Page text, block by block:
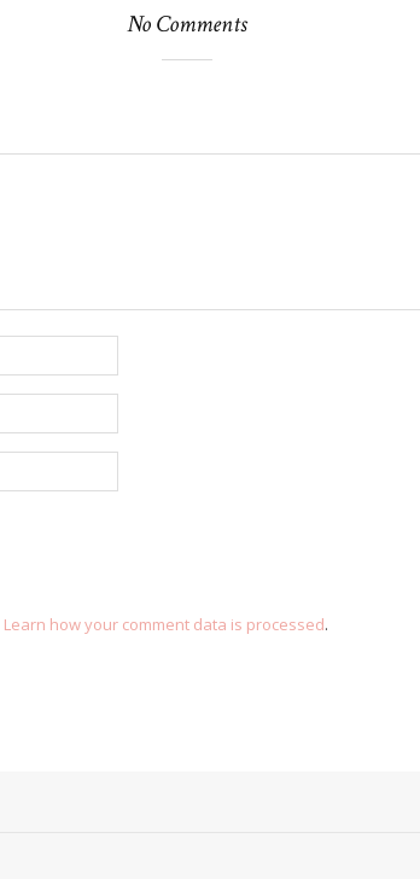
No Comments
Learn how your comment data is processed.